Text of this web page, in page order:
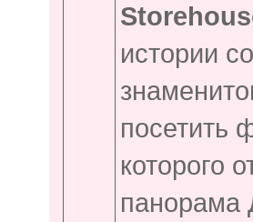
истории
посетить
которого
панорама